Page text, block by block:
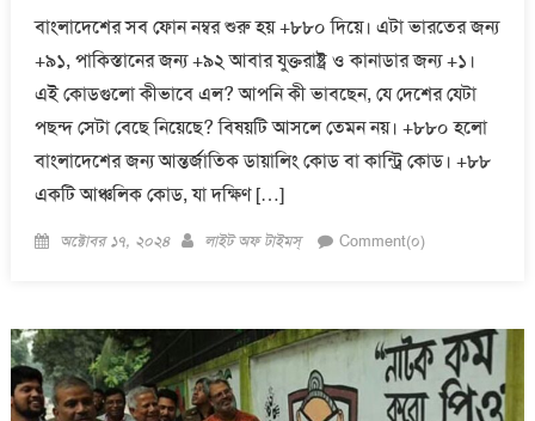
বাংলাদেশের সব ফোন নম্বর শুরু হয় +৮৮০ দিয়ে। এটা ভারতের জন্য
+৯১, পাকিস্তানের জন্য +৯২ আবার যুক্তরাষ্ট্র ও কানাডার জন্য +১।
এই কোডগুলো কীভাবে এল? আপনি কী ভাবছেন, যে দেশের যেটা
পছন্দ সেটা বেছে নিয়েছে? বিষয়টি আসলে তেমন নয়। +৮৮০ হলো
বাংলাদেশের জন্য আন্তর্জাতিক ডায়ালিং কোড বা কান্ট্রি কোড। +৮৮
একটি আঞ্চলিক কোড, যা দক্ষিণ […]
Posted
অক্টোবর ১৭, ২০২৪ Author
লাইট অফ টাইমস্ Comment(০)